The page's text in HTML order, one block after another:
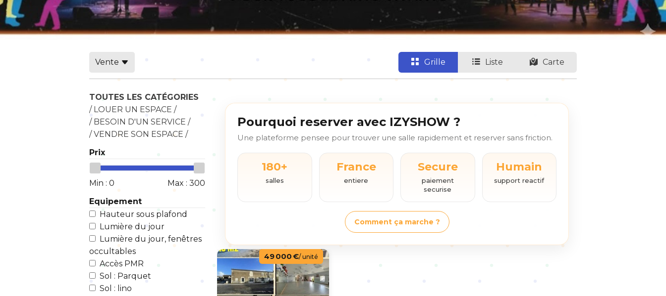
Grille Liste Carte
Vente
TOUTES LES CATÉGORIES
/ LOUER UN ESPACE /
/ BESOIN D'UN SERVICE /
/ VENDRE SON ESPACE /
Prix
Min : 0 Max : 300
Equipement
Hauteur sous plafond
Lumière du jour
Lumière du jour, fenêtres
occultables
Accès PMR
Sol : Parquet
Sol : lino
Pourquoi reserver avec IZYSHOW ?
Une plateforme pensee pour trouver une salle rapidement et reserver sans friction.
180+
salles
France
entiere
Secure
paiement
securise
Humain
support reactif
Comment ça marche ?
49 000 €/ unité